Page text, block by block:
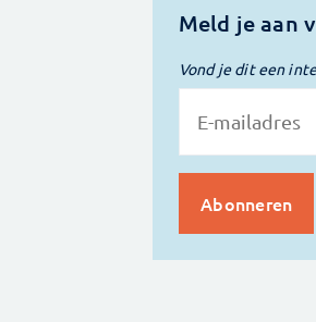
Meld je aan
Vond je dit een